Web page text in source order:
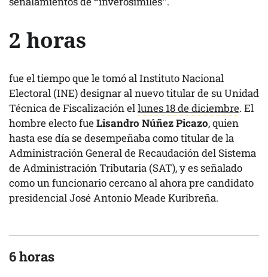
2 horas
fue el tiempo que le tomó al Instituto Nacional
Electoral (INE) designar al nuevo titular de su Unidad
Técnica de Fiscalización ellunes 18 de diciembre. El
hombre electo fueLisandro Núñez Picazo, quien
hasta ese día se desempeñaba como titular de la
Administración General de Recaudación del Sistema
de Administración Tributaria (SAT), y es señalado
como un funcionario cercano al ahora pre candidato
presidencial José Antonio Meade Kuribreña.
6 horas